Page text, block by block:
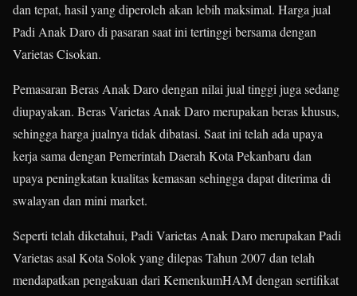
dan tepat, hasil yang diperoleh akan lebih maksimal. Harga jual
Padi Anak Daro di pasaran saat ini tertinggi bersama dengan
Varietas Cisokan.
Pemasaran Beras Anak Daro dengan nilai jual tinggi juga sedang
diupayakan. Beras Varietas Anak Daro merupakan beras khusus,
sehingga harga jualnya tidak dibatasi. Saat ini telah ada upaya
kerja sama dengan Pemerintah Daerah Kota Pekanbaru dan
upaya peningkatan kualitas kemasan sehingga dapat diterima di
swalayan dan mini market.
Seperti telah diketahui, Padi Varietas Anak Daro merupakan Padi
Varietas asal Kota Solok yang dilepas Tahun 2007 dan telah
mendapatkan pengakuan dari KemenkumHAM dengan sertifikat